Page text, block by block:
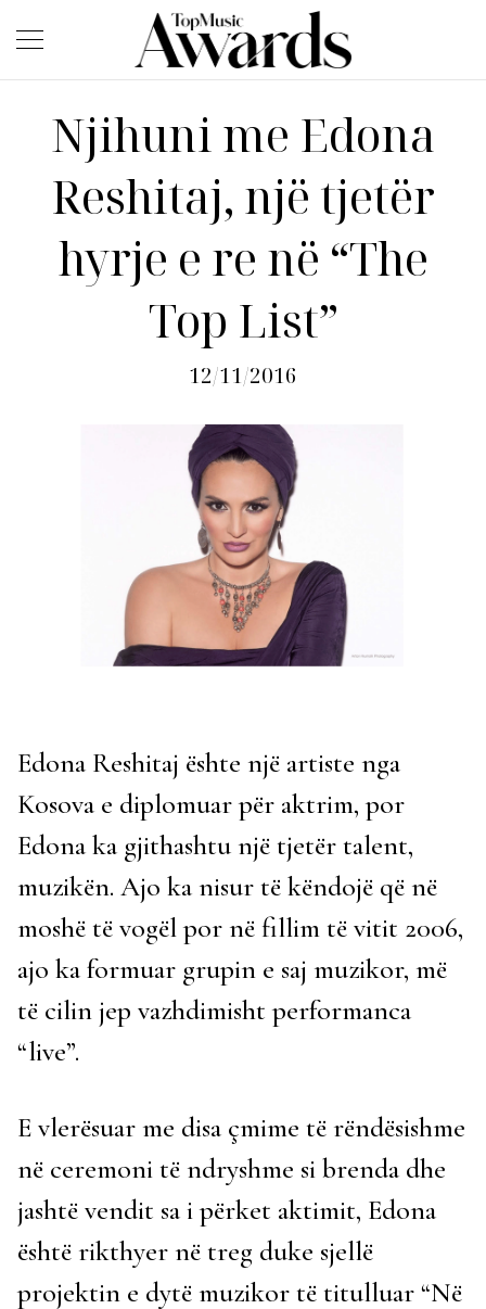
Njihuni me Edona
Reshitaj, një tjetër
hyrje e re në “The
Top List”
12/11/2016
Edona Reshitaj ështe një artiste nga
Kosova e diplomuar për aktrim, por
Edona ka gjithashtu një tjetër talent,
muzikën. Ajo ka nisur të këndojë që në
moshë të vogël por në fillim të vitit 2006,
ajo ka formuar grupin e saj muzikor, më
të cilin jep vazhdimisht performanca
“live”.
E vlerësuar me disa çmime të rëndësishme
në ceremoni të ndryshme si brenda dhe
jashtë vendit sa i përket aktimit, Edona
është rikthyer në treg duke sjellë
projektin e dytë muzikor të titulluar “Në